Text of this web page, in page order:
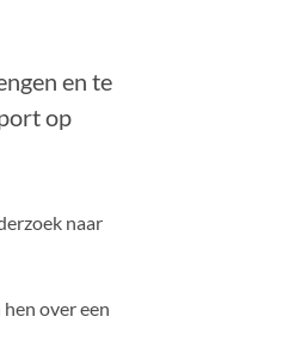
en te
op
naar
over een